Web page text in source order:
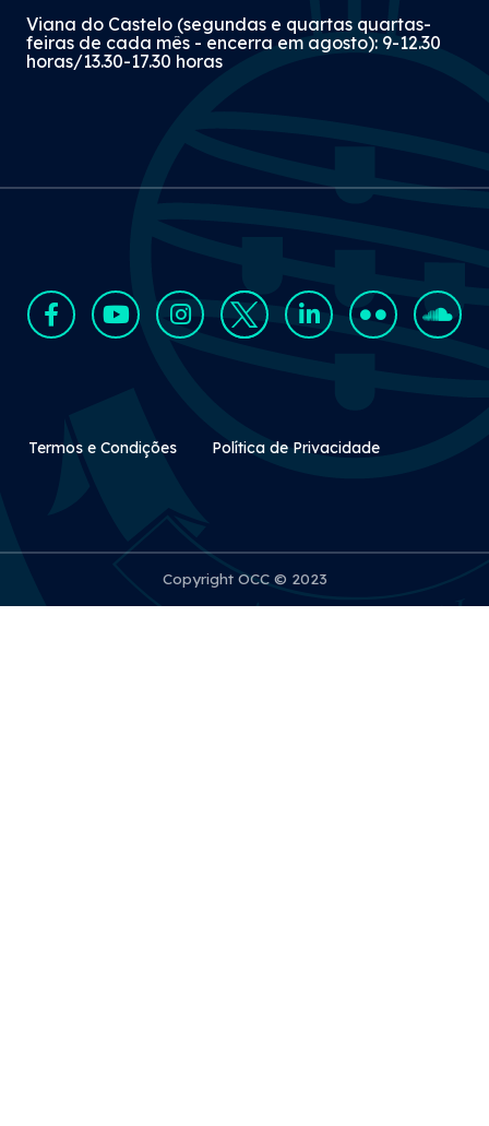
Viana do Castelo (segundas e quartas quartas-
feiras de cada mês - encerra em agosto): 9-12.30
horas/13.30-17.30 horas
Rodapé Secundário
Termos e Condições Política de Privacidade
Copyright OCC © 2023